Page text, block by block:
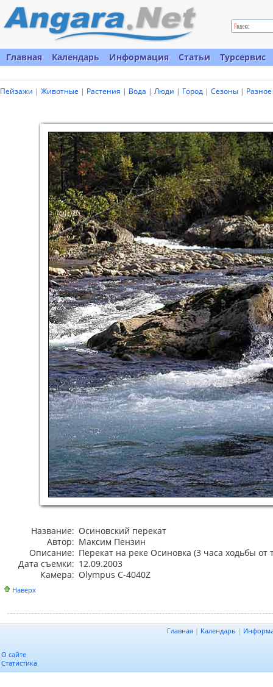
Главная Календарь Информация Статьи Турсервис
Пейзажи | Животные | Растения | Вода | Люди | Город | Сезоны | Разное
Название: Осиновский перекат
Автор: Максим Пензин
Описание: Перекат на реке Осиновка (3 часа ходьбы
Дата съемки: 12.09.2003
Камера: Olympus C-4040Z
Наверх
Главная | Календарь |
О сайте
Статистика